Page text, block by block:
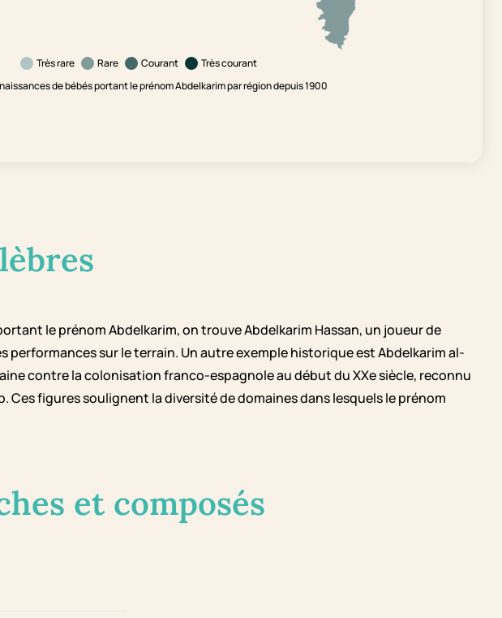
Très rare Rare Courant
Très courant
de bébés portant le prénom Abdelkarim par région depuis 1900
le prénom Abdelkarim, on trouve Abdelkarim Hassan, un joueur de
sur le terrain. Un autre exemple historique est Abdelkarim al-
contre la colonisation franco-espagnole au début du XXe siècle, reconnu
Ces figures soulignent la diversité de domaines dans lesquels le prénom
et composés